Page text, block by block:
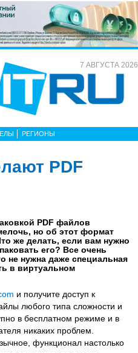
7 АВГУСТА 2026
РЕГИОНЫ
PDF
PDF файлов
но об этот формат
же делать, если вам нужно
его? Все очень
не нужна даже специальная
в виртуальном
и получите доступ к
любого типа сложности и
в бесплатном режиме и в
никаких проблем.
функционал настолько